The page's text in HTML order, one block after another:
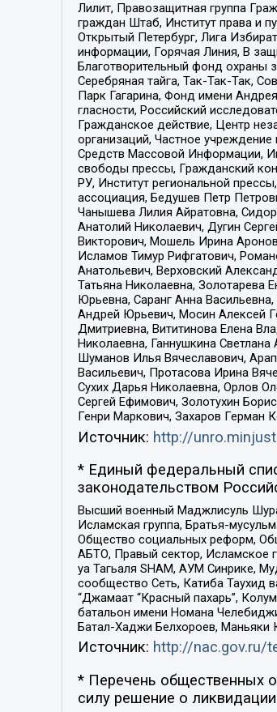
Лилит, Правозащитная группа
граждан Штаб, Институт права и
Открытый Петербург, Лига
информации, Горячая Линия, В
Благотворительный фонд охраны
Серебряная тайга, Так-Так-Так,
Парк Гагарина, Фонд имени
гласности, Российский
Гражданское действие, Центр
организаций, Частное
Средств Массовой Информации,
свободы прессы, Гражданский
РУ, Институт региональной
ассоциация, Бедушев Петр
Чанышева Лилия Айратовна,
Анатолий Николаевич, Дугин
Викторович, Мошель Ирина
Исламов Тимур Рифгатович,
Анатольевич, Верховский
Татьяна Николаевна, Золотарева
Юрьевна, Саранг Анна
Андрей Юрьевич, Мосин Алексей
Дмитриевна, Вититинова Елена
Николаевна, Ганнушкина
Шуманов Илья Вячеславович,
Васильевич, Протасова Ирина
Сухих Дарья Николаевна, Орлов
Сергей Ефимович, Золотухин
Генри Маркович, Захаров Герман
Источник: http://
* Единый федеральный
законодательством
Высший военный Маджлисуль
Исламская группа, Братья-
Общество социальных реформ,
АБТО, Правый сектор, Исламское
уа Тагьаля SHAM, АУМ Синрике,
сообщество Сеть, Катиба Таухид
“Джамаат “Красный пахарь”,
батальон имени Номана
Батал-Хаджи Белхороев, Маньяки
Источник: http://nac.gov.ru/
* Перечень общественных
силу решение о